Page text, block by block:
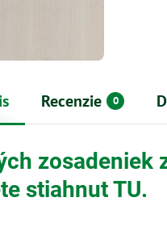
Recenzie 0
zosadeniek
stiahnut TU.